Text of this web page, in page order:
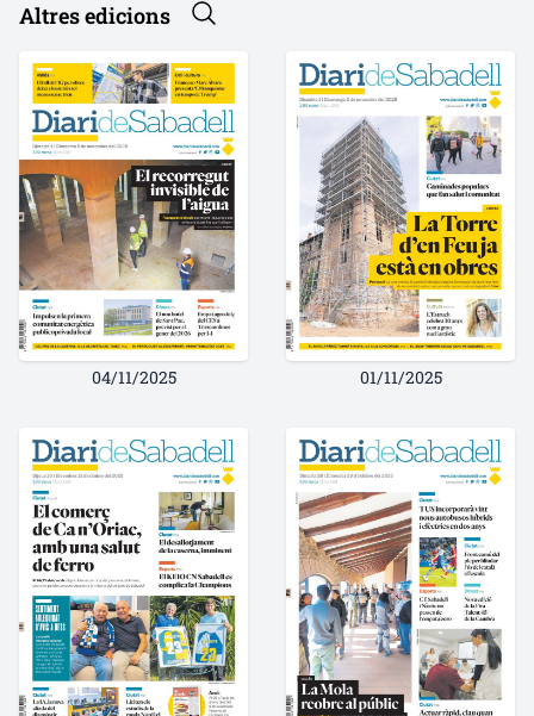
Altres edicions
04/11/2025 01/11/2025